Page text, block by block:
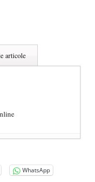
articole
despre
WhatsApp